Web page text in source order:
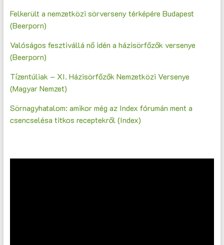
Felkerült a nemzetközi sörverseny térképére Budapest
(Beerporn)
Valóságos fesztivállá nő idén a házisörfőzők versenye
(Beerporn)
Tízentúliak – XI. Házisörfőzők Nemzetközi Versenye
(Magyar Nemzet)
Sörnagyhatalom: amikor még az Index fórumán ment a
csencselésa titkos receptekről (Index)